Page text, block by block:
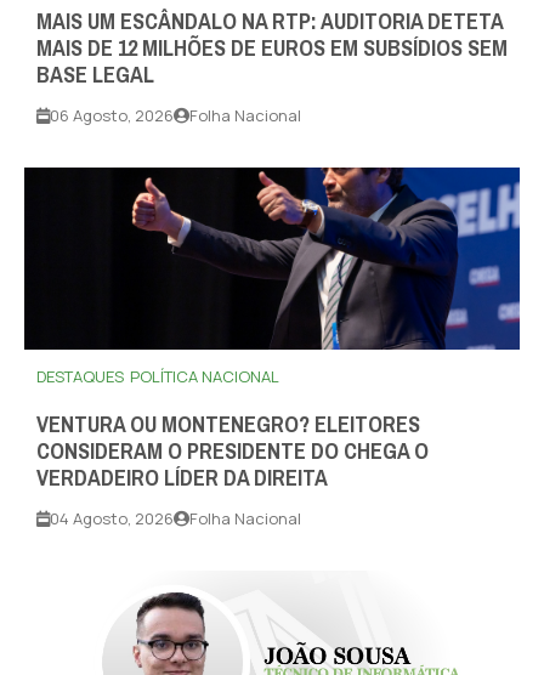
MAIS UM ESCÂNDALO NA RTP: AUDITORIA DETETA
MAIS DE 12 MILHÕES DE EUROS EM SUBSÍDIOS SEM
BASE LEGAL
06 Agosto, 2026 Folha Nacional
DESTAQUES POLÍTICA NACIONAL
VENTURA OU MONTENEGRO? ELEITORES
CONSIDERAM O PRESIDENTE DO CHEGA O
VERDADEIRO LÍDER DA DIREITA
04 Agosto, 2026 Folha Nacional